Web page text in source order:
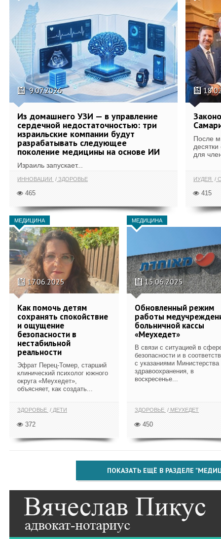
9.07.2026
Из домашнего УЗИ — в управление
сердечной недостаточностью: три
израильские компании будут
разрабатывать следующее
поколение медицины на основе ИИ
Израиль запускает...
ИННОВАЦИИ ЗДОРОВЬЕ
465
После
для
ИУДЕЯ
415
МЕДИЦИНА
17.06.2025
Как помочь детям
сохранять спокойствие
и ощущение
безопасности в
нестабильной
реальности
Эфрат Перец-Томер, старший
клинический психолог южного
округа «Меухедет»,
объясняет, как создать...
ЗДОРОВЬЕ ДЕТИ
372
МЕДИЦИНА
15.06.2025
Обновленный режим
работы
больничной кассы
«Меухедет»
В связи с ситуацией в
безопасности и в
с указаниями Министерства
здравоохранения, в
воскресенье...
ЗДОРОВЬЕ МЕУХЕДЕТ
450
ПОКАЗАТЬ ЕЩЁ В РАЗДЕЛЕ